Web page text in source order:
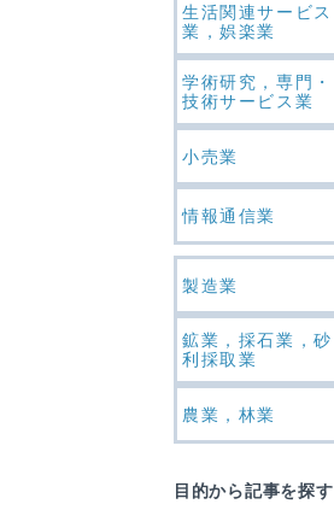
生活関連サービス
業，娯楽業
学術研究，専門・
技術サービス業
小売業
情報通信業
製造業
鉱業，採石業，砂
利採取業
農業，林業
目的から記事を探す